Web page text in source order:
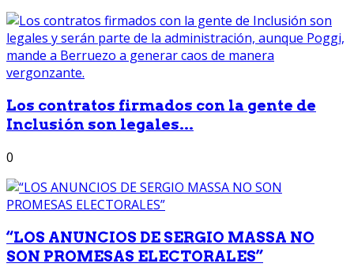
Los contratos firmados con la gente de
Inclusión son legales...
0
“LOS ANUNCIOS DE SERGIO MASSA NO
SON PROMESAS ELECTORALES”